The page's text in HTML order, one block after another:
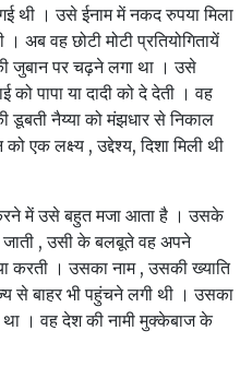
थी । उसे ईनाम में नकद रुपया मिला
वह छोटी मोटी प्रतियोगितायें
जुबान पर चढ़ने लगा था । उसे
पापा या दादी को दे देती । वह
डूबती नैय्या को मंझधार से निकाल
एक लक्ष्य , उद्देश्य, दिशा मिली थी
में उसे बहुत मजा आता है । उसके
, उसी के बलबूते वह अपने
करती । उसका नाम , उसकी ख्याति
से बाहर भी पहुंचने लगी थी । उसका
था । वह देश की नामी मुक्केबाज के